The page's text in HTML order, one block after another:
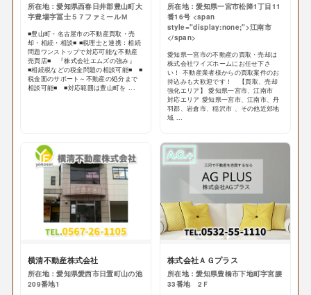
所在地：愛知県西春日井郡豊山町大
字豊場字冨士５７ファミールＭ
■豊山町・名古屋市の不動産買取・売
却・相続・相談■ ■税理士と連携：相続
問題ワンストップで対応可能な不動産
売買店■ 『株式会社エムズの強み』
■相続税などの税金問題の相談可能■ ■
税金面のサポート～不動産の処分まで
相談可能■ ■対応範囲は豊山町を ...
所在地：愛知県一宮市松降1丁目11
番16号 <span
style="display:none;">江南市
</span>
愛知県一宮市の不動産の買取・売却は
株式会社ワイズホームにお任せ下さ
い！ 不動産業者様からの買取案件のお
持込みも大歓迎です！ 【買取、売却
強化エリア】 愛知県一宮市、江南市
対応エリア 愛知県一宮市、江南市、丹
羽郡、岩倉市、稲沢市 、その他近郊地
域 ...
横清不動産株式会社
所在地：愛知県愛西市日置町山の池
209番地1
株式会社ＡＧプラス
所在地：愛知県豊橋市下地町字宮腰
33番地 2Ｆ